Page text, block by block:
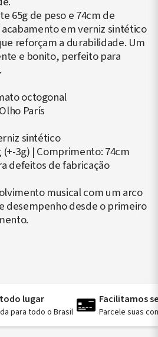
65g de peso e 74cm de
em verniz sintético
reforçam a durabilidade. Um
e bonito, perfeito para
octogonal
París
sintético
(+-3g) | Comprimento: 74cm
defeitos de fabricação
musical com um arco
desempenho desde o primeiro
lugar
para todo o Brasil
Facilitamos
Parcele suas